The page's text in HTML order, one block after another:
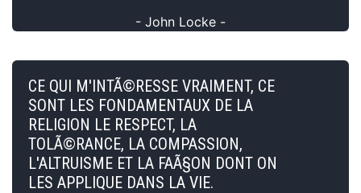
- John Locke -
CE QUI M'INTÃ©RESSE VRAIMENT, CE
SONT LES FONDAMENTAUX DE LA
RELIGION LE RESPECT, LA
TOLÃ©RANCE, LA COMPASSION,
L'ALTRUISME ET LA FAÃ§ON DONT ON
LES APPLIQUE DANS LA VIE.